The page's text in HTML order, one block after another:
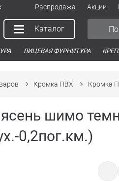
Распродажа Акции
Каталог
ЛИЦЕВАЯ ФУРНИТУРА
Кромка ПВХ Кромка
шимо
0,2пог.км.)